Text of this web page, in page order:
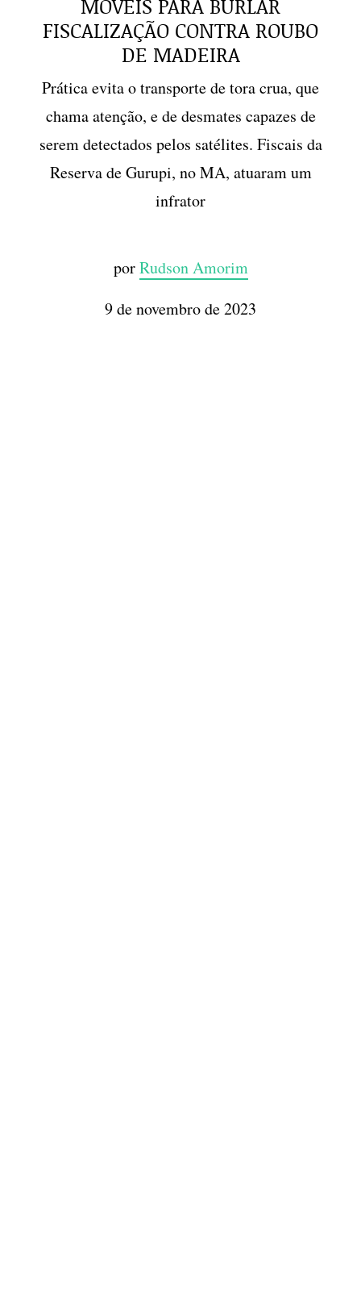
MÓVEIS PARA BURLAR
FISCALIZAÇÃO CONTRA ROUBO
DE MADEIRA
Prática evita o transporte de tora crua, que
chama atenção, e de desmates capazes de
serem detectados pelos satélites. Fiscais da
Reserva de Gurupi, no MA, atuaram um
infrator
porRudson Amorim
9 de novembro de 2023